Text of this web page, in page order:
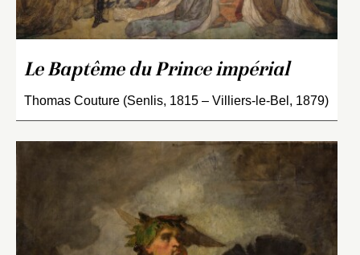
Le Baptême du Prince impérial
Thomas Couture (Senlis, 1815 – Villiers-le-Bel, 1879)